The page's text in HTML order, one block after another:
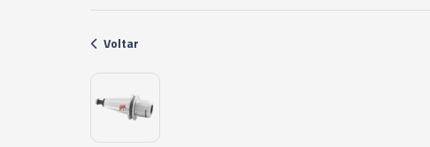
Voltar